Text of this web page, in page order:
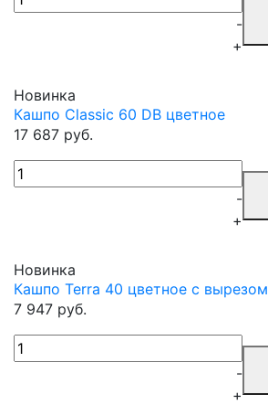
-
+
Новинка
Кашпо Classic 60 DB цветное
17 687 руб.
-
+
Новинка
Кашпо Terra 40 цветное c вырезом
7 947 руб.
-
+